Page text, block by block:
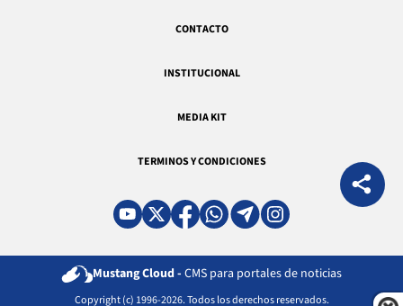
CONTACTO
INSTITUCIONAL
MEDIA KIT
TERMINOS Y CONDICIONES
Mustang Cloud - CMS para portales de noticias
Copyright (c) 1996-2026. Todos los derechos reservados.